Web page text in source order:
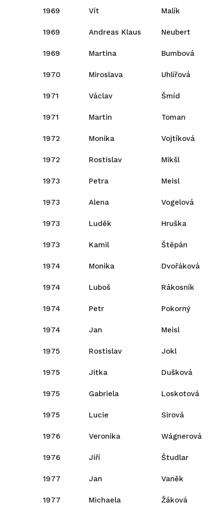
1969 Vít Malík
1969 Andreas Klaus Neubert
1969 Martina Bumbová
1970 Miroslava Uhlířová
1971 Václav Šmíd
1971 Martin Toman
1972 Monika Vojtíková
1972 Rostislav Mikšl
1973 Petra Meisl
1973 Alena Vogelová
1973 Luděk Hruška
1973 Kamil Štěpán
1974 Monika Dvořáková
1974 Luboš Rákosník
1974 Petr Pokorný
1974 Jan Meisl
1975 Rostislav Jokl
1975 Jitka Dušková
1975 Gabriela Loskotová
1975 Lucie Sirová
1976 Veronika Wágnerová
1976 Jiří Študlar
1977 Jan Vaněk
1977 Michaela Žáková